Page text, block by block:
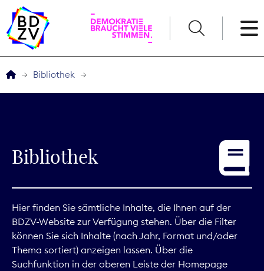
Service
Digitales
Kommunikation
Bibliothek
Bibliothek
Hier finden Sie sämtliche Inhalte, die Ihnen auf der
BDZV-Website zur Verfügung stehen. Über die Filter
können Sie sich Inhalte (nach Jahr, Format und/oder
Thema sortiert) anzeigen lassen. Über die
Suchfunktion in der oberen Leiste der Homepage